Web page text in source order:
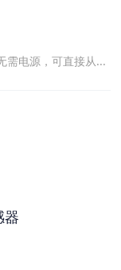
需电源，可直接从...
器